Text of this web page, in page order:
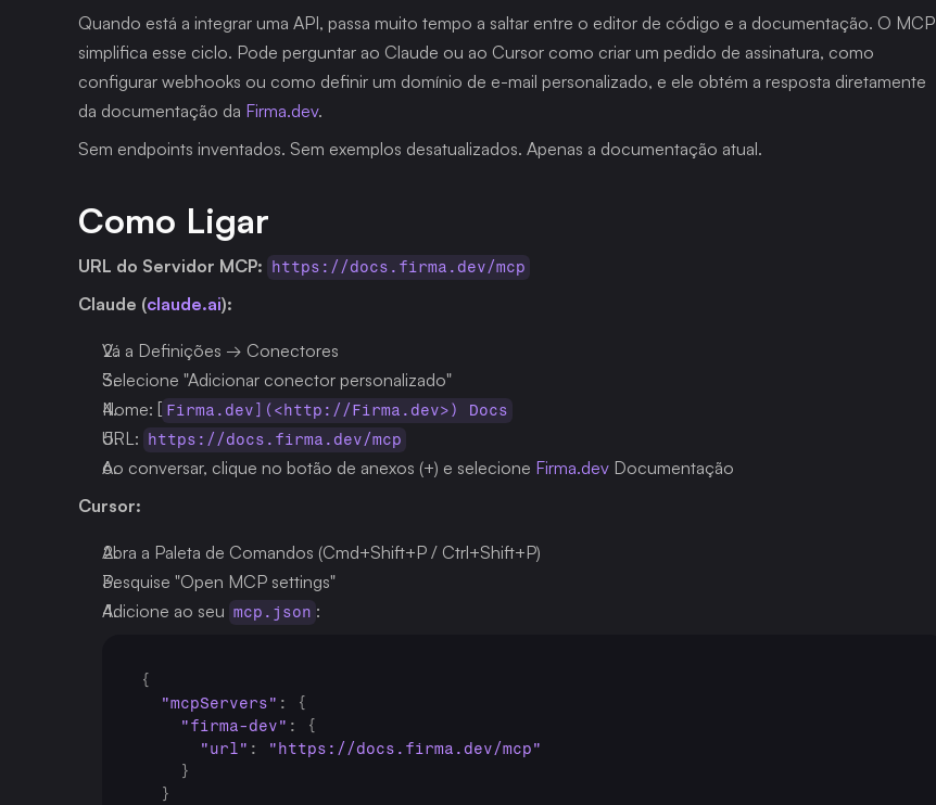
Quando está a integrar uma API, passa muito tempo a saltar entre o editor de código e a documentação. O MCP
simplifica esse ciclo. Pode perguntar ao Claude ou ao Cursor como criar um pedido de assinatura, como
configurar webhooks ou como definir um domínio de e-mail personalizado, e ele obtém a resposta diretamente
da documentação da Firma.dev.
Sem endpoints inventados. Sem exemplos desatualizados. Apenas a documentação atual.
Como Ligar
URL do Servidor MCP: https://docs.firma.dev/mcp
Claude (claude.ai):
Vá a Definições → Conectores
Selecione "Adicionar conector personalizado"
Nome: [ Firma.dev](<http://Firma.dev>) Docs
URL: https://docs.firma.dev/mcp
Ao conversar, clique no botão de anexos (+) e selecione Firma.dev Documentação
Cursor:
Abra a Paleta de Comandos (Cmd+Shift+P / Ctrl+Shift+P)
Pesquise "Open MCP settings"
Adicione ao seu mcp.json :
{
"mcpServers" :
{
"firma-dev" :
{
"url" :
"https://docs.firma.dev/mcp"
}
}